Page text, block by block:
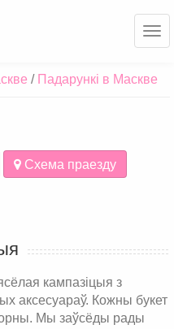
Падарункі в Маскве
Схема праезду
кампазіцыя з
аксесуараў. Кожны букет
Мы заўсёды рады